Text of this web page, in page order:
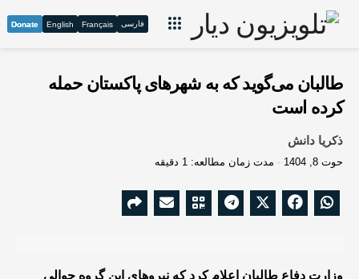
فارسی Français
English
Donate
طالبان می‌گوید که به شهرهای پاکستان حمله
کرده است
ذکریا دانش
حوت 8, 1404 مدت زمان مطالعه: 1 دقیقه
وزارت دفاع طالبان اعلام کرد که نیروهای این گروه حوالی